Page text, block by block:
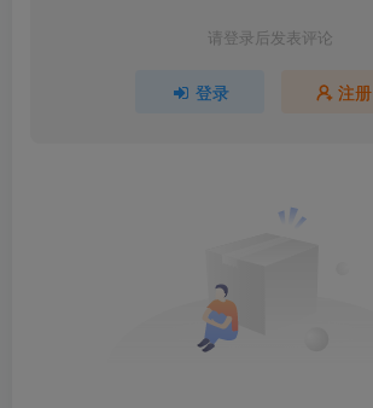
请登录后发表评论
登录 注册